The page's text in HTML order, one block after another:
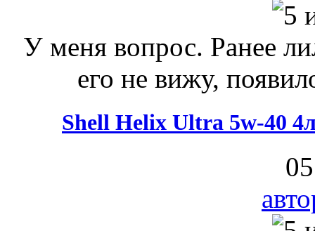
У меня вопрос. Ранее
его не вижу,
Shell Helix Ultra 5w-40